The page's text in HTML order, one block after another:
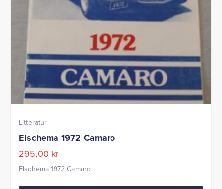
Litteratur
Elschema 1972 Camaro
295,00 kr
Elschema 1972 Camaro